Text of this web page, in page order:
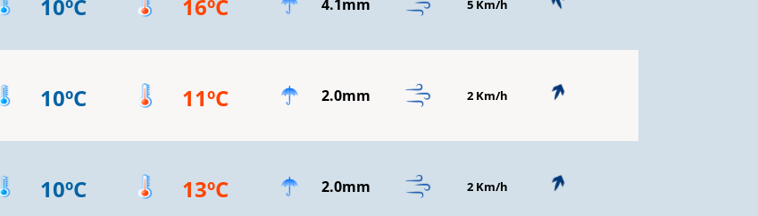
10ºC 16ºC 4.1mm 5 Km/h
10ºC 11ºC 2.0mm 2 Km/h
10ºC 13ºC 2.0mm 2 Km/h